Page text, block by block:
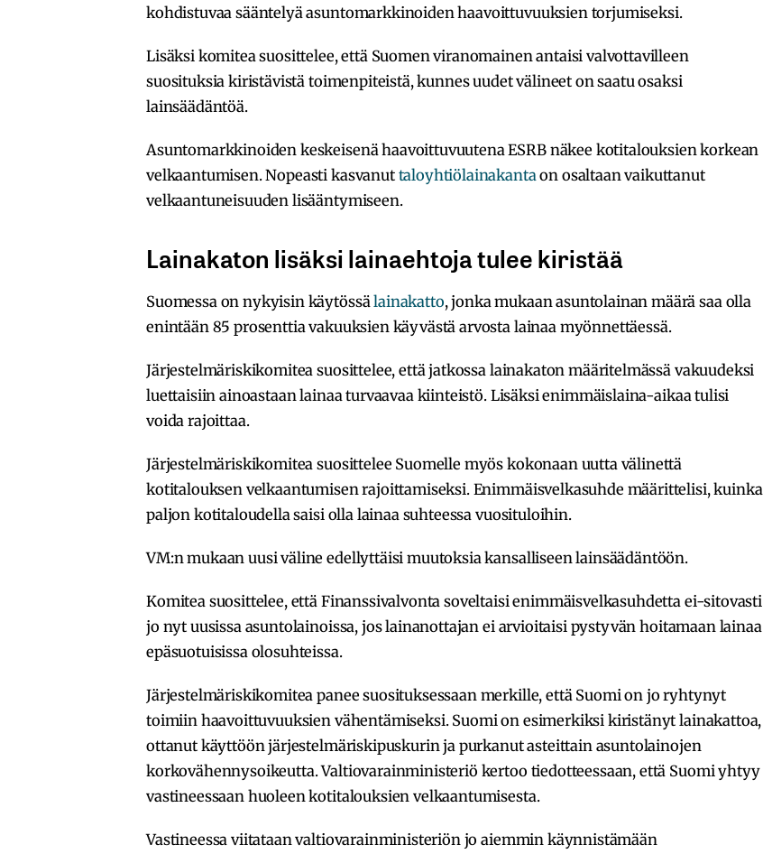
kohdistuvaa sääntelyä asuntomarkkinoiden haavoittuvuuksien torjumiseksi.
Lisäksi komitea suosittelee, että Suomen viranomainen antaisi valvottavilleen
suosituksia kiristävistä toimenpiteistä, kunnes uudet välineet on saatu osaksi
lainsäädäntöä.
Asuntomarkkinoiden keskeisenä haavoittuvuutena ESRB näkee kotitalouksien korkean
velkaantumisen. Nopeasti kasvanut taloyhtiölainakanta on osaltaan vaikuttanut
velkaantuneisuuden lisääntymiseen.
Lainakaton lisäksi lainaehtoja tulee kiristää
Suomessa on nykyisin käytössälainakatto, jonka mukaan asuntolainan määrä saa olla
enintään 85 prosenttia vakuuksien käyvästä arvosta lainaa myönnettäessä.
Järjestelmäriskikomitea suosittelee, että jatkossa lainakaton määritelmässä vakuudeksi
luettaisiin ainoastaan lainaa turvaavaa kiinteistö. Lisäksi enimmäislaina-aikaa tulisi
voida rajoittaa.
Järjestelmäriskikomitea suosittelee Suomelle myös kokonaan uutta välinettä
kotitalouksen velkaantumisen rajoittamiseksi. Enimmäisvelkasuhde määrittelisi, kuinka
paljon kotitaloudella saisi olla lainaa suhteessa vuosituloihin.
VM:n mukaan uusi väline edellyttäisi muutoksia kansalliseen lainsäädäntöön.
Komitea suosittelee, että Finanssivalvonta soveltaisi enimmäisvelkasuhdetta ei-sitovasti
jo nyt uusissa asuntolainoissa, jos lainanottajan ei arvioitaisi pystyvän hoitamaan lainaa
epäsuotuisissa olosuhteissa.
Järjestelmäriskikomitea panee suosituksessaan merkille, että Suomi on jo ryhtynyt
toimiin haavoittuvuuksien vähentämiseksi. Suomi on esimerkiksi kiristänyt lainakattoa,
ottanut käyttöön järjestelmäriskipuskurin ja purkanut asteittain asuntolainojen
korkovähennysoikeutta. Valtiovarainministeriö kertoo tiedotteessaan, että Suomi yhtyy
vastineessaan huoleen kotitalouksien velkaantumisesta.
Vastineessa viitataan valtiovarainministeriön jo aiemmin käynnistämään